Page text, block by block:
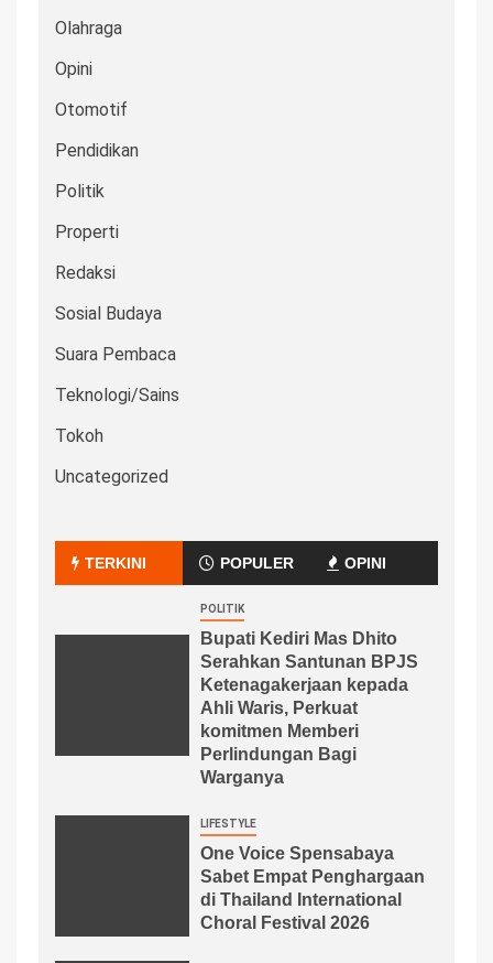
Olahraga
Opini
Otomotif
Pendidikan
Politik
Properti
Redaksi
Sosial Budaya
Suara Pembaca
Teknologi/Sains
Tokoh
Uncategorized
TERKINI POPULER OPINI
POLITIK
Bupati Kediri Mas Dhito
Serahkan Santunan BPJS
Ketenagakerjaan kepada
Ahli Waris, Perkuat
komitmen Memberi
Perlindungan Bagi
Warganya
LIFESTYLE
One Voice Spensabaya
Sabet Empat Penghargaan
di Thailand International
Choral Festival 2026